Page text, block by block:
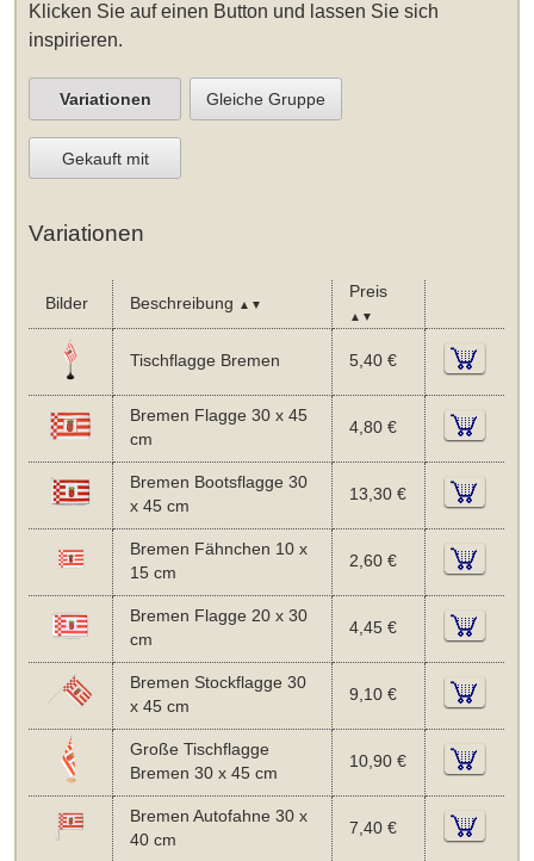
Klicken Sie auf einen Button und lassen Sie sich
inspirieren.
Variationen Gleiche Gruppe
Gekauft mit
Variationen
Bilder Beschreibung ▲▼
Preis
▲▼
Tischflagge Bremen 5,40 €
Bremen Flagge 30 x 45
cm
4,80 €
Bremen Bootsflagge 30
x 45 cm
13,30 €
Bremen Fähnchen 10 x
15 cm
2,60 €
Bremen Flagge 20 x 30
cm
4,45 €
Bremen Stockflagge 30
x 45 cm
9,10 €
Große Tischflagge
Bremen 30 x 45 cm
10,90 €
Bremen Autofahne 30 x
40 cm
7,40 €